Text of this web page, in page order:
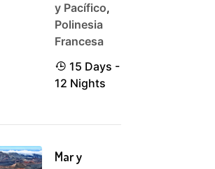
y Pacífico,
Polinesia
Francesa
15 Days -
12 Nights
Mar y